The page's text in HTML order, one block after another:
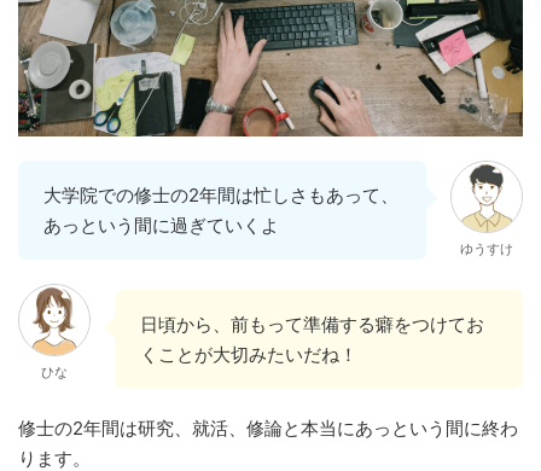
大学院での修士の2年間は忙しさもあって、
あっという間に過ぎていくよ
ゆうすけ
ひな
日頃から、前もって準備する癖をつけてお
くことが大切みたいだね！
修士の2年間は研究、就活、修論と本当にあっという間に終わ
ります。